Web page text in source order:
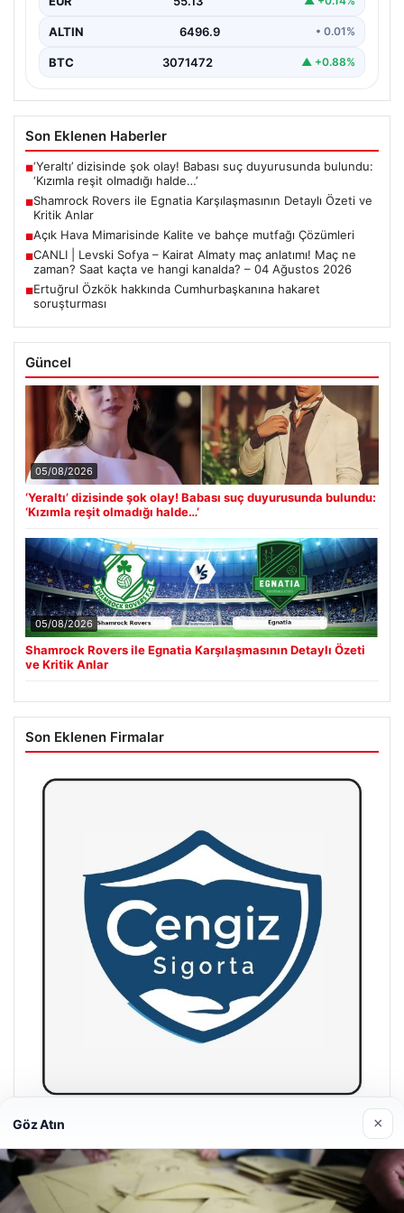
ALTIN 6496.9 • 0.01%
BTC 3071472 ▲ +0.88%
Son Eklenen Haberler
■‘Yeraltı’ dizisinde şok olay! Babası suç duyurusunda bulundu:
‘Kızımla reşit olmadığı halde…’
■Shamrock Rovers ile Egnatia Karşılaşmasının Detaylı Özeti ve
Kritik Anlar
■Açık Hava Mimarisinde Kalite ve bahçe mutfağı Çözümleri
■CANLI | Levski Sofya – Kairat Almaty maç anlatımı! Maç ne
zaman? Saat kaçta ve hangi kanalda? – 04 Ağustos 2026
■Ertuğrul Özkök hakkında Cumhurbaşkanına hakaret
soruşturması
Güncel
05/08/2026
‘Yeraltı’ dizisinde şok olay! Babası suç duyurusunda bulundu:
‘Kızımla reşit olmadığı halde…’
05/08/2026
Shamrock Rovers ile Egnatia Karşılaşmasının Detaylı Özeti
ve Kritik Anlar
Son Eklenen Firmalar
Hastaş Beton
26/05/2026
Göz Atın ×